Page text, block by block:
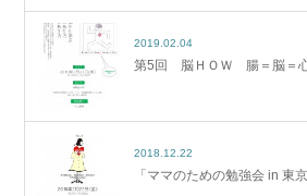
2019.02.04
第5回 脳ＨＯＷ 腸＝脳＝
2018.12.22
「ママのための勉強会 in 東京